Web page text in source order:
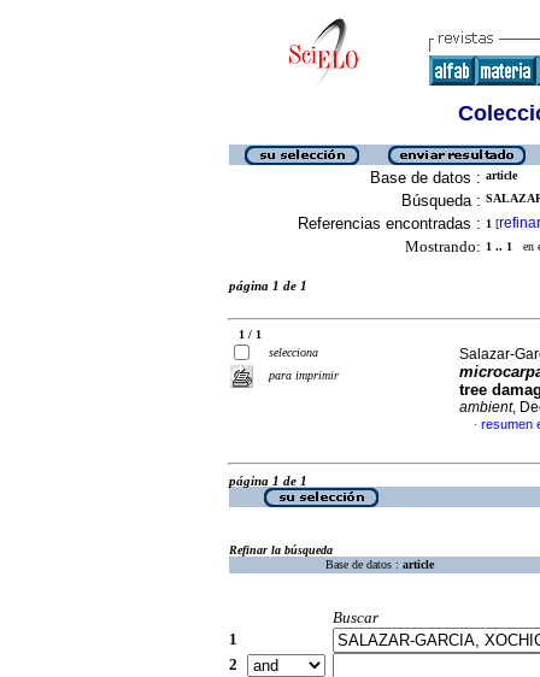
Base de datos : article
Búsqueda :
Referencias encontradas : 1 [refinar
Mostrando: 1 .. 1 en
página 1 de 1
1 / 1
selecciona
para imprimir
Salazar-
tree
ambient,
· resumen
página 1 de 1
Refinar la búsqueda
Base de datos : article
Buscar
1
2